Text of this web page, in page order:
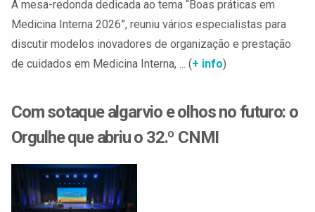
A mesa-redonda dedicada ao tema “Boas práticas em
Medicina Interna 2026”, reuniu vários especialistas para
discutir modelos inovadores de organização e prestação
de cuidados em Medicina Interna, ... (+ info)
Com sotaque algarvio e olhos no futuro: o
Orgulhe que abriu o 32.º CNMI